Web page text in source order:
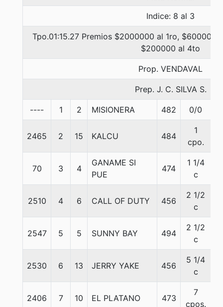
Indice: 8 al 3
Tpo.01:15.27 Premios $2000000 al 1ro, $600000
$200000 al 4to
Prop. VENDAVAL
Prep. J. C. SILVA S.
---- 1 2 MISIONERA 482 0/0
2465 2 15 KALCU 484
1
cpo.
70 3 4
GANAME SI
PUE
474
1 1/4
c
2510 4 6 CALL OF DUTY 456
2 1/2
c
2547 5 5 SUNNY BAY 494
2 1/2
c
2530 6 13 JERRY YAKE 456
5 1/4
c
2406 7 10 EL PLATANO 473
7
cpos.